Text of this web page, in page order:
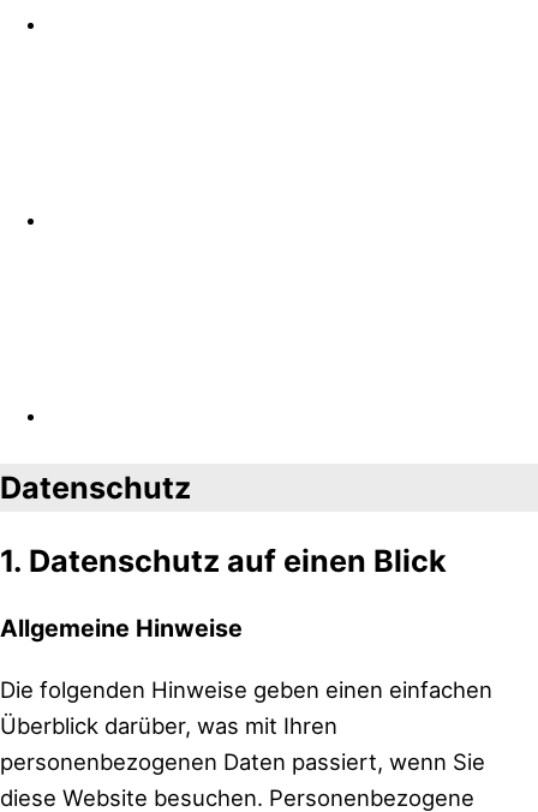
Datenschutz
1. Datenschutz auf einen Blick
Allgemeine Hinweise
Die folgenden Hinweise geben einen einfachen
Überblick darüber, was mit Ihren
personenbezogenen Daten passiert, wenn Sie
diese Website besuchen. Personenbezogene